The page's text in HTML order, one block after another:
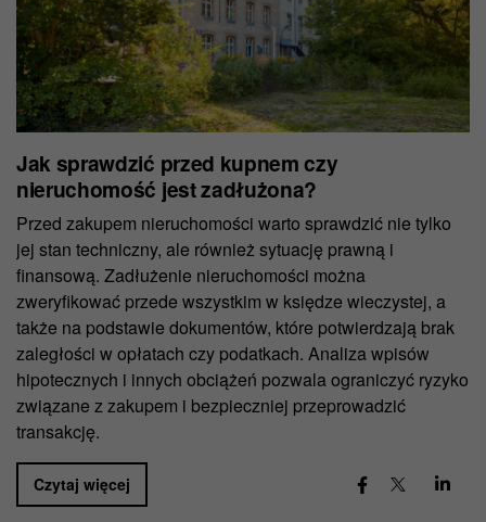
Jak sprawdzić przed kupnem czy
nieruchomość jest zadłużona?
Przed zakupem nieruchomości warto sprawdzić nie tylko
jej stan techniczny, ale również sytuację prawną i
finansową. Zadłużenie nieruchomości można
zweryfikować przede wszystkim w księdze wieczystej, a
także na podstawie dokumentów, które potwierdzają brak
zaległości w opłatach czy podatkach. Analiza wpisów
hipotecznych i innych obciążeń pozwala ograniczyć ryzyko
związane z zakupem i bezpieczniej przeprowadzić
transakcję.
Czytaj więcej